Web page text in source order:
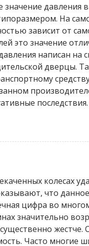
давления
На
зависит от
это значение
написан на
дверцы.
последствия.
колесах
что
цифра во
значительно
Часто многие